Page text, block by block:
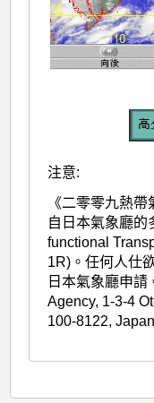
注意:
《二零零九熱
自日本氣象廳的
functional
1R)。任何人仕
日本氣象廳申請
Agency, 1-3-4
100-8122,